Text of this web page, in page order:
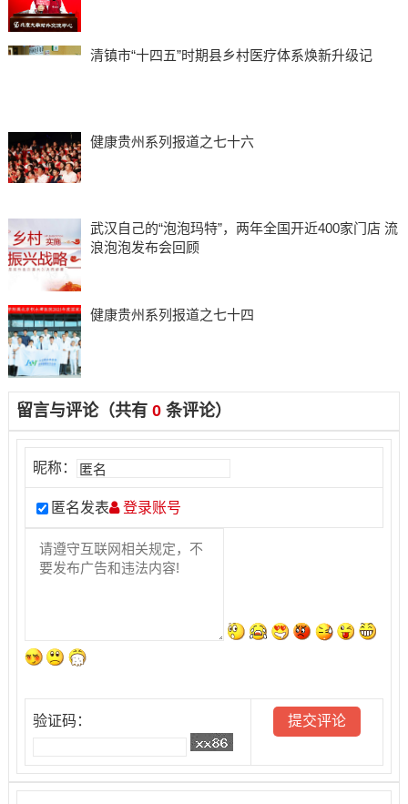
清镇市“十四五”时期县乡村医疗体系焕新升级记
健康贵州系列报道之七十六
武汉自己的“泡泡玛特”，两年全国开近400家门店 流
浪泡泡发布会回顾
健康贵州系列报道之七十四
留言与评论（共有 0条评论）
昵称：
匿名发表 登录账号
验证码：